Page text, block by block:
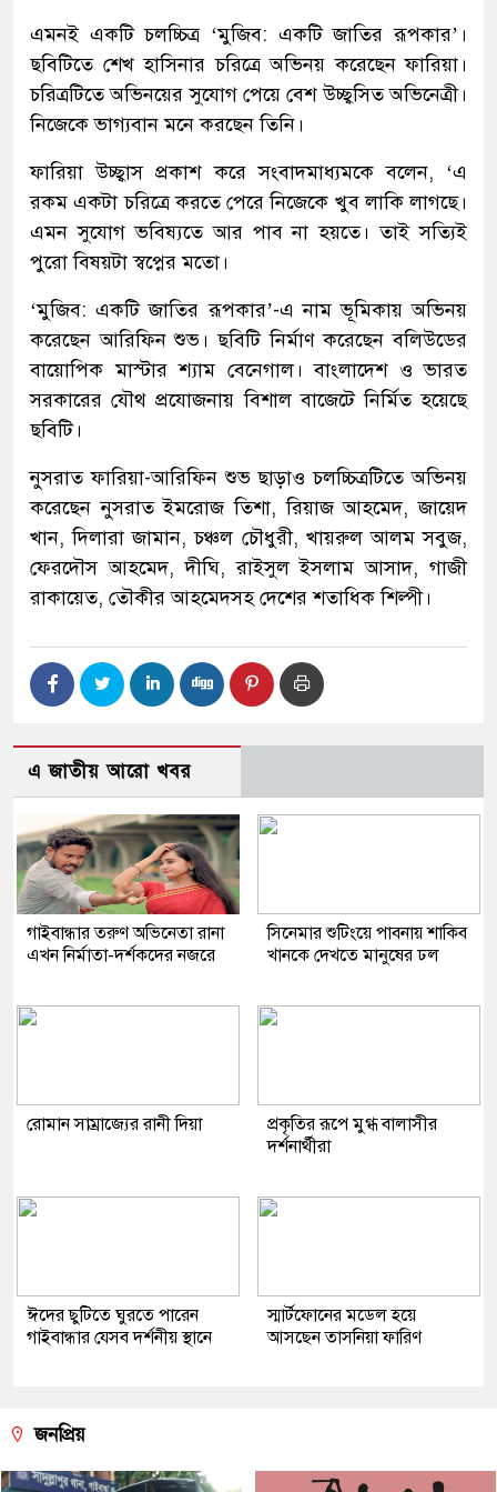
এমনই একটি চলচ্চিত্র ‘মুজিব: একটি জাতির রূপকার’।
ছবিটিতে শেখ হাসিনার চরিত্রে অভিনয় করেছেন ফারিয়া।
চরিত্রটিতে অভিনয়ের সুযোগ পেয়ে বেশ উচ্ছ্বসিত অভিনেত্রী।
নিজেকে ভাগ্যবান মনে করছেন তিনি।
ফারিয়া উচ্ছ্বাস প্রকাশ করে সংবাদমাধ্যমকে বলেন, ‘এ
রকম একটা চরিত্রে করতে পেরে নিজেকে খুব লাকি লাগছে।
এমন সুযোগ ভবিষ্যতে আর পাব না হয়তে। তাই সত্যিই
পুরো বিষয়টা স্বপ্নের মতো।
‘মুজিব: একটি জাতির রূপকার’-এ নাম ভূমিকায় অভিনয়
করেছেন আরিফিন শুভ। ছবিটি নির্মাণ করেছেন বলিউডের
বায়োপিক মাস্টার শ্যাম বেনেগাল। বাংলাদেশ ও ভারত
সরকারের যৌথ প্রযোজনায় বিশাল বাজেটে নির্মিত হয়েছে
ছবিটি।
নুসরাত ফারিয়া-আরিফিন শুভ ছাড়াও চলচ্চিত্রটিতে অভিনয়
করেছেন নুসরাত ইমরোজ তিশা, রিয়াজ আহমেদ, জায়েদ
খান, দিলারা জামান, চঞ্চল চৌধুরী, খায়রুল আলম সবুজ,
ফেরদৌস আহমেদ, দীঘি, রাইসুল ইসলাম আসাদ, গাজী
রাকায়েত, তৌকীর আহমেদসহ দেশের শতাধিক শিল্পী।
এ জাতীয় আরো খবর
গাইবান্ধার তরুণ অভিনেতা রানা
এখন নির্মাতা-দর্শকদের নজরে
সিনেমার শুটিংয়ে পাবনায় শাকিব
খানকে দেখতে মানুষের ঢল
রোমান সাম্রাজ্যের রানী দিয়া
প্রকৃতির রূপে মুগ্ধ বালাসীর
দর্শনার্থীরা
ঈদের ছুটিতে ঘুরতে পারেন
গাইবান্ধার যেসব দর্শনীয় স্থানে
স্মার্টফোনের মডেল হয়ে
আসছেন তাসনিয়া ফারিণ
জনপ্রিয়